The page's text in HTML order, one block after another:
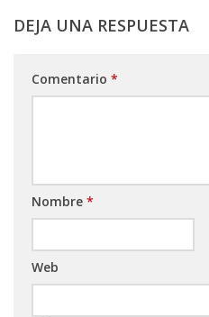
DEJA UNA RESPUESTA
Comentario *
Nombre *
Web